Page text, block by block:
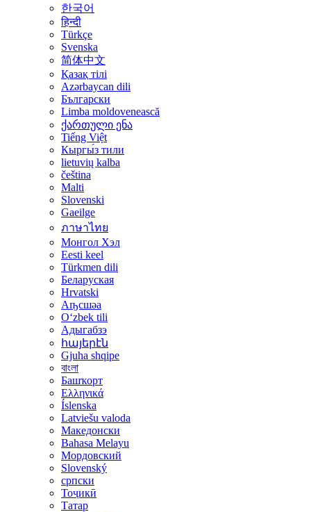
한국어
हिन्दी
Türkçe
Svenska
简体中文
Қазақ тілі
Azərbaycan dili
Български
Limba moldovenească
ქართული ენა
Tiếng Việt
Кыргы́з тили
lietuvių kalba
čeština
Malti
Slovenski
Gaeilge
ภาษาไทย
Монгол Хэл
Eesti keel
Türkmen dili
Беларуская
Hrvatski
Аҧсшәа
Oʻzbek tili
Адыгабзэ
հայերէն
Gjuha shqipe
বাংলা
Башҡорт
Ελληνικά
Íslenska
Latviešu valoda
Македонски
Bahasa Melayu
Мордовский
Slovenský
српски
Тоҷикӣ
Татар